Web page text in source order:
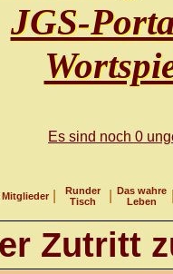
JGS-
Es sind noch 0
Mitglieder
Runder
Tisch
Das wahre
Leben
Zutritt